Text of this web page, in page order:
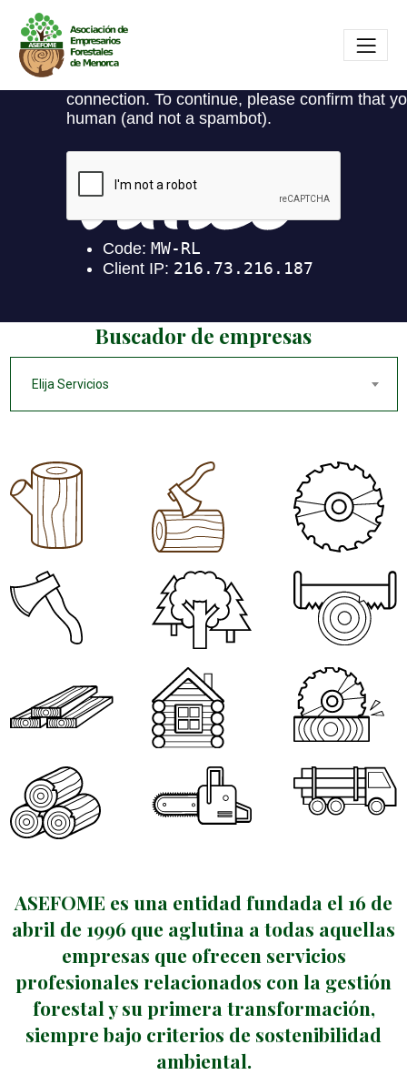
Buscador de empresas
Elija Servicios
ASEFOME es una entidad fundada el 16 de
abril de 1996 que aglutina a todas aquellas
empresas que ofrecen servicios
profesionales relacionados con la gestión
forestal y su primera transformación,
siempre bajo criterios de sostenibilidad
ambiental.